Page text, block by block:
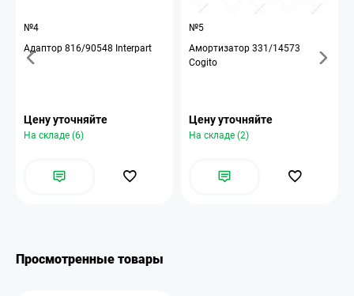
№4
Адаптор 816/90548 Interpart
Цену уточняйте
На складе (6)
№5
Амортизатор 331/14573
Cogito
Цену уточняйте
На складе (2)
Просмотренные товары